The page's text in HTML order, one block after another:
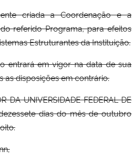
criada a Coordenação e a
referido Programa, para efeitos
Estruturantes da Instituição.
entrará em vigor na data de sua
as disposições em contrário.
DA UNIVERSIDADE FEDERAL DE
dias do mês de outubro